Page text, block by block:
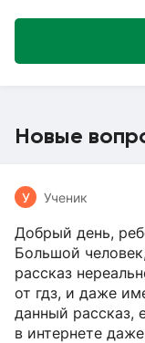
Новые
У Ученик
Добрый день,
Большой
рассказ
от гдз, и даже
данный рассказ,
в интернете